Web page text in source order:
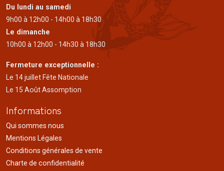
Du lundi au samedi
9h00 à 12h00 - 14h00 à 18h30
Le dimanche
10h00 à 12h00 - 14h30 à 18h30
Fermeture exceptionnelle :
Le 14 juillet Fête Nationale
Le 15 Août Assomption
Informations
Qui sommes nous
Mentions Légales
Conditions générales de vente
Charte de confidentialité